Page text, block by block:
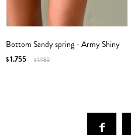
Bottom Sandy spring - Army Shiny
$1.755 $1.950
